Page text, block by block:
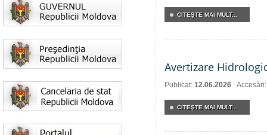
CITEŞTE MAI MULT...
Avertizare
Publicat: 12.06.2026
CITEŞTE MAI MULT...